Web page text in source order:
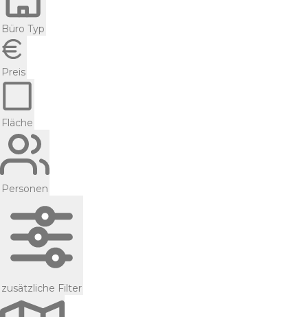
Büro Typ
Preis
Fläche
Personen
zusätzliche Filter